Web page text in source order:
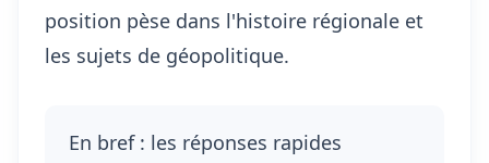
position pèse dans l'histoire régionale et
les sujets de géopolitique.
En bref : les réponses rapides